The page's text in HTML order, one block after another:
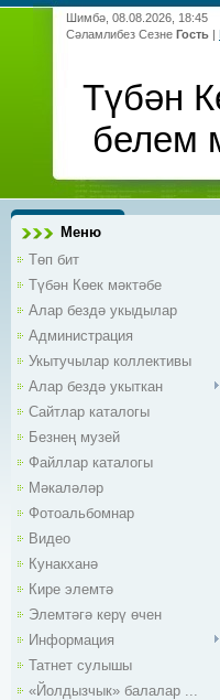
Шимбә, 08.08.2026, 18:45
Сәламлибез Сезне Гость |
Түбән
белем
Меню
Төп бит
Түбән Көек мәктәбе
Алар бездә укыдылар
Администрация
Укытучылар коллективы
Алар бездә укыткан
Сайтлар каталогы
Безнең музей
Файллар каталогы
Мәкаләләр
Фотоальбомнар
Видео
Кунакханә
Кире элемтә
Элемтәгә керү өчен
Информация
Татнет сулышы
«Йолдызчык» балалар ...